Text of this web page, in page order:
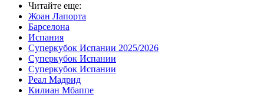
Читайте еще:
Жоан Лапорта
Барселона
Испания
Суперкубок Испании 2025/2026
Суперкубок Испании
Суперкубок Испании
Реал Мадрид
Килиан Мбаппе